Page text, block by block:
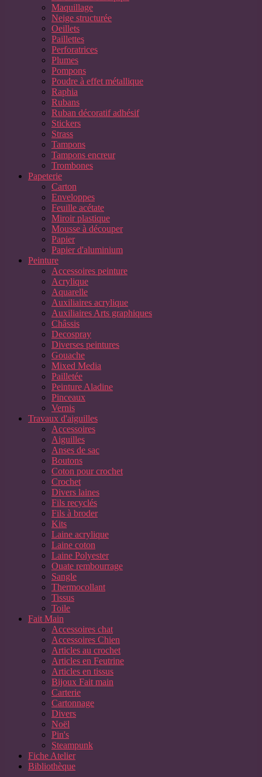
Maquillage
Neige structurée
Oeillets
Paillettes
Perforatrices
Plumes
Pompons
Poudre à effet métallique
Raphia
Rubans
Ruban décoratif adhésif
Stickers
Strass
Tampons
Tampons encreur
Trombones
Papeterie
Carton
Enveloppes
Feuille acétate
Miroir plastique
Mousse à découper
Papier
Papier d'aluminium
Peinture
Accessoires peinture
Acrylique
Aquarelle
Auxiliaires acrylique
Auxiliaires Arts graphiques
Châssis
Decospray
Diverses peintures
Gouache
Mixed Media
Pailletée
Peinture Aladine
Pinceaux
Vernis
Travaux d'aiguilles
Accessoires
Aiguilles
Anses de sac
Boutons
Coton pour crochet
Crochet
Divers laines
Fils recyclés
Fils à broder
Kits
Laine acrylique
Laine coton
Laine Polyester
Ouate rembourrage
Sangle
Thermocollant
Tissus
Toile
Fait Main
Accessoires chat
Accessoires Chien
Articles au crochet
Articles en Feutrine
Articles en tissus
Bijoux Fait main
Carterie
Cartonnage
Divers
Noël
Pin's
Steampunk
Fiche Atelier
Bibliothèque